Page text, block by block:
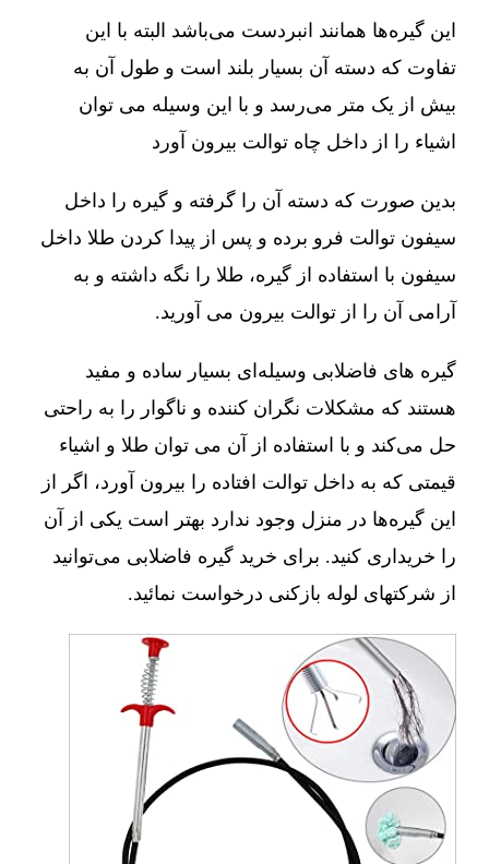
این گیره‌ها همانند انبردست می‌باشد البته با این
تفاوت که دسته آن بسیار بلند است و طول آن به
بیش از یک متر می‌رسد و با این وسیله می توان
اشیاء را از داخل چاه توالت بیرون آورد
بدین صورت که دسته آن را گرفته و گیره را داخل
سیفون توالت فرو برده و پس از پیدا کردن طلا داخل
سیفون با استفاده از گیره، طلا را نگه داشته و به
آرامی آن را از توالت بیرون می آورید.
گیره های فاضلابی وسیله‌ای بسیار ساده و مفید
هستند که مشکلات نگران کننده و ناگوار را به راحتی
حل می‌کند و با استفاده از آن می توان طلا و اشیاء
قیمتی که به داخل توالت افتاده را بیرون آورد، اگر از
این گیره‌ها در منزل وجود ندارد بهتر است یکی از آن
را خریداری کنید. برای خرید گیره فاضلابی می‌توانید
از شرکتهای لوله بازکنی درخواست نمائید.